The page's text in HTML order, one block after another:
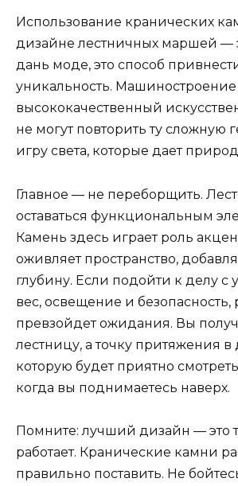
Использование кранических
дизайне лестничных маршей —
дань моде, это способ
уникальность.
высококачественный
не могут повторить ту сложную
игру света, которые дает
Главное — не переборщить.
оставаться функциональным
Камень здесь играет роль
оживляет пространство,
глубину. Если подойти к делу с
вес, освещение и безопасность,
превзойдет ожидания. Вы
лестницу, а точку притяжения в
которую будет приятно
когда вы поднимаетесь наверх.
Помните: лучший дизайн — это
работает. Кранические камни
правильно поставить. Не